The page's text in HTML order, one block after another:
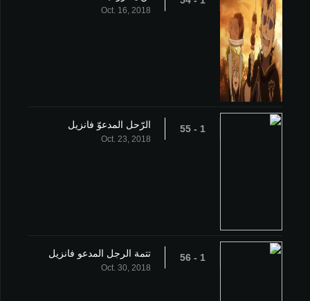
Oct. 16, 2018
1 - 55 الرّحل المدعوّ فانزيل
Oct. 23, 2018
1 - 56 تتمة الرجل المدعو فانزيل
Oct. 30, 2018